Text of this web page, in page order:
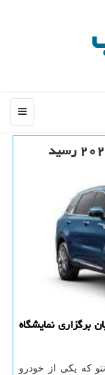
منو
برگزاری نمایشگاه
كه یكی از خودرو